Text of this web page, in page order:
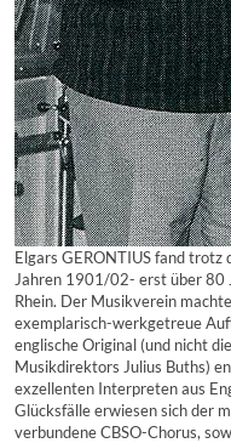
Elgars GERONTIUS fand
Jahren 1901/02- erst über 80
Rhein. Der Musikverein
exemplarisch-werkgetreue
englische Original (und nicht
Musikdirektors Julius Buths)
exzellenten Interpreten aus
Glücksfälle erwiesen sich der
verbundene CBSO-Chorus,